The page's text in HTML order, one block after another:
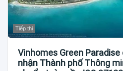
Tiếp thị
Vinhomes Green
nhận Thành phố Thông